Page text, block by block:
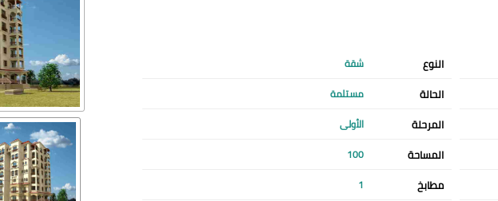
النوع شقة
الحالة مستلمة
المرحلة الأولى
المساحة 100
مطابخ 1